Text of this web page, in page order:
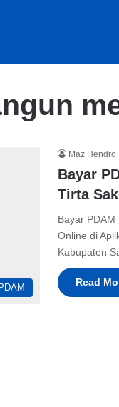
PDAM
Maz Hendro
Bayar
Tirta
Bayar
Online di
Kabupaten
Read